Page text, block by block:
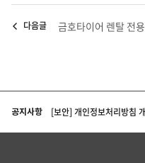
다음글 금호타이어 렌탈 전
공지사항 [보안] 개인정보처리방침